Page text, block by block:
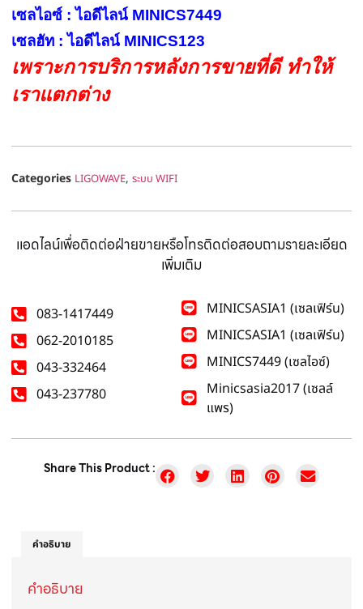
เซลไอซ์ : ไอดีไลน์ MINICS7449
เซลฮัท : ไอดีไลน์ MINICS123
เพราะการบริการหลังการขายที่ดี ทำให้
เราแตกต่าง
Categories LIGOWAVE, ระบบ WIFI
แอดไลน์เพื่อติดต่อฝ่ายขายหรือโทรติดต่อสอบถามรายละเอียด
เพิ่มเติม
083-1417449
062-2010185
043-332464
043-237780
MINICSASIA1 (เซลเฟิร์น)
MINICSASIA1 (เซลเฟิร์น)
MINICS7449 (เซลไอซ์)
Minicsasia2017 (เซลล์
แพร)
Share This Product :
คำอธิบาย
คำอธิบาย